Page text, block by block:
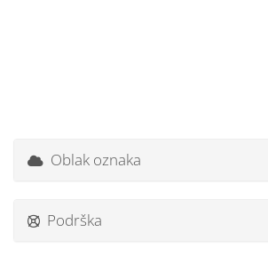
Oblak oznaka
Podrška